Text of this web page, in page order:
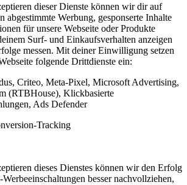
dieser Dienste können wir dir auf
abgestimmte Werbung, gesponserte Inhalte
für unsere Webseite oder Produkte
Surf- und Einkaufsverhalten anzeigen
messen. Mit deiner Einwilligung setzen
folgende Drittdienste ein:
Criteo, Meta-Pixel, Microsoft Advertising,
(RTBHouse), Klickbasierte
Ads Defender
Tracking
dieses Dienstes können wir den Erfolg
besser nachvollziehen,